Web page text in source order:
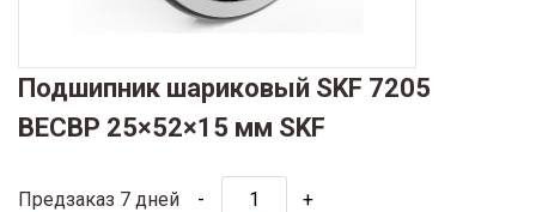
Подшипник шариковый SKF 7205
BECBP 25×52×15 мм SKF
Предзаказ 7 дней - +